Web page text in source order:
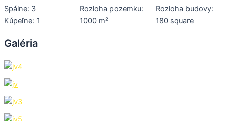
Spálne: 3
Kúpeľne: 1
Rozloha pozemku:
1000 m²
Rozloha budovy:
180 square
Galéria